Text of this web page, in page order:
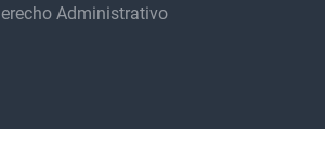
Administrativo